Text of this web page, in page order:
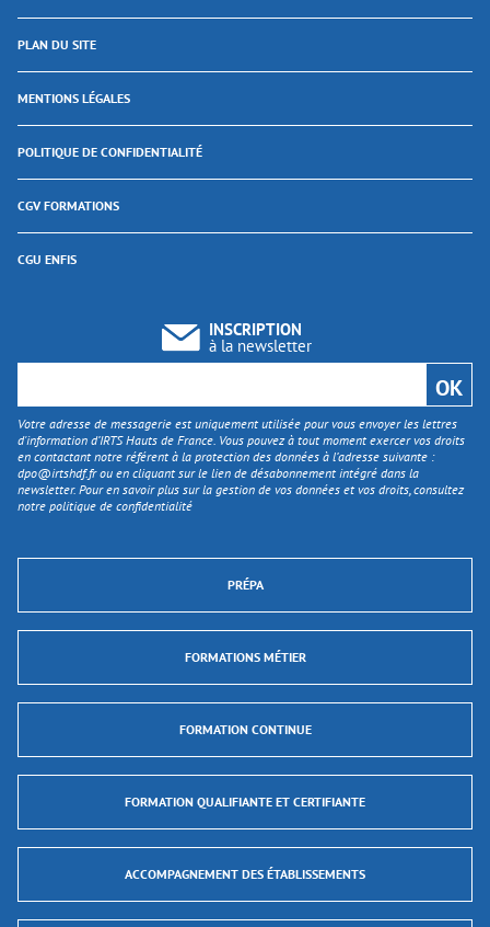
PLAN DU SITE
MENTIONS LÉGALES
POLITIQUE DE CONFIDENTIALITÉ
CGV FORMATIONS
CGU ENFIS
INSCRIPTION
à la newsletter
Votre adresse de messagerie est uniquement utilisée pour vous envoyer les lettres
d'information d’IRTS Hauts de France. Vous pouvez à tout moment exercer vos droits
en contactant notre référent à la protection des données à l’adresse suivante :
dpo@irtshdf.frou en cliquant sur le lien de désabonnement intégré dans la
newsletter. Pour en savoir plus sur la gestion de vos données et vos droits, consultez
notre politique de confidentialité
PRÉPA
FORMATIONS MÉTIER
FORMATION CONTINUE
FORMATION QUALIFIANTE ET CERTIFIANTE
ACCOMPAGNEMENT DES ÉTABLISSEMENTS